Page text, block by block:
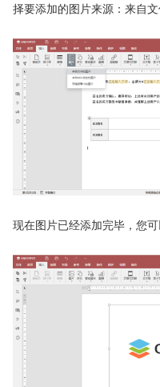
择要添加的图片来源：来自
现在图片已经添加完毕，您可